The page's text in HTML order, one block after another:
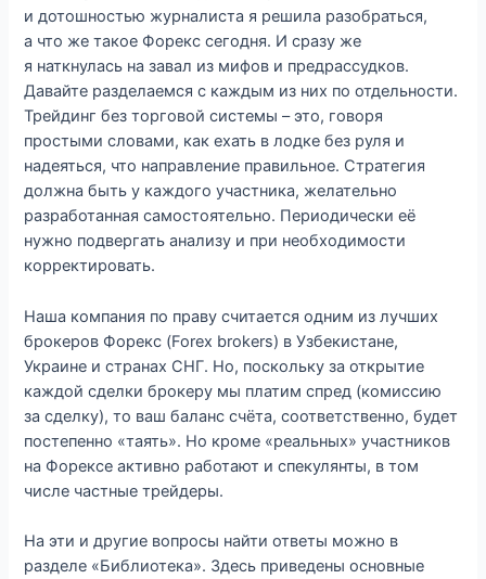
и дотошностью журналиста я решила разобраться,
а что же такое Форекс сегодня. И сразу же
я наткнулась на завал из мифов и предрассудков.
Давайте разделаемся с каждым из них по отдельности.
Трейдинг без торговой системы – это, говоря
простыми словами, как ехать в лодке без руля и
надеяться, что направление правильное. Стратегия
должна быть у каждого участника, желательно
разработанная самостоятельно. Периодически её
нужно подвергать анализу и при необходимости
корректировать.
Наша компания по праву считается одним из лучших
брокеров Форекс (Forex brokers) в Узбекистане,
Украине и странах СНГ. Но, поскольку за открытие
каждой сделки брокеру мы платим спред (комиссию
за сделку), то ваш баланс счёта, соответственно, будет
постепенно «таять». Но кроме «реальных» участников
на Форексе активно работают и спекулянты, в том
числе частные трейдеры.
На эти и другие вопросы найти ответы можно в
разделе «Библиотека». Здесь приведены основные